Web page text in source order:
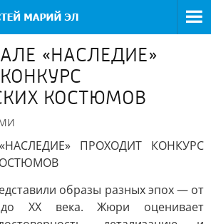
«НАСЛЕДИЕ»
КОСТЮМОВ
ПРОХОДИТ КОНКУРС
образы разных эпох — от
XX века. Жюри оценивает